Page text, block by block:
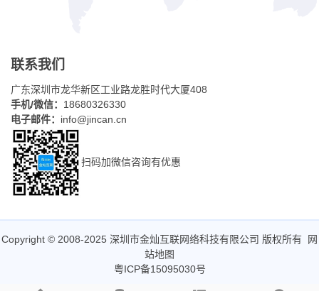
联系我们
广东深圳市龙华新区工业路龙胜时代大厦408
手机/微信： 18680326330
电子邮件： info@jincan.cn
扫码加微信咨询有优惠
Copyright © 2008-2025 深圳市金灿互联网络科技有限公司 版权所有
网
站地图
粤ICP备15095030号